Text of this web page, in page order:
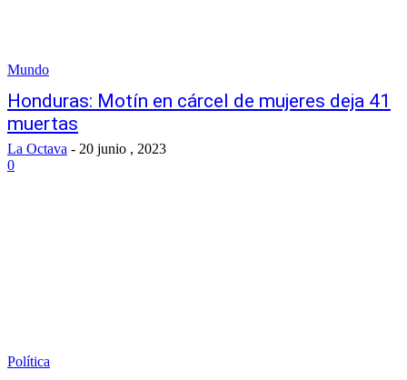
Mundo
Honduras: Motín en cárcel de mujeres deja 41
muertas
La Octava - 20 junio , 2023
0
Política